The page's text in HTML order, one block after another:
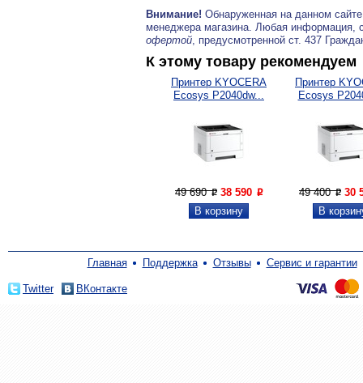
Внимание! Обнаруженная на данном
менеджера магазина. Любая информация,
офертой, предусмотренной ст. 437
К этому товару рекомендуем
Принтер KYOСERA
Ecosys P2040dw...
49 690P 38 590 P
Принтер
Ecosys
49 400P 30
Главная Поддержка Отзывы Сервис и гарантии
Twitter ВКонтакте